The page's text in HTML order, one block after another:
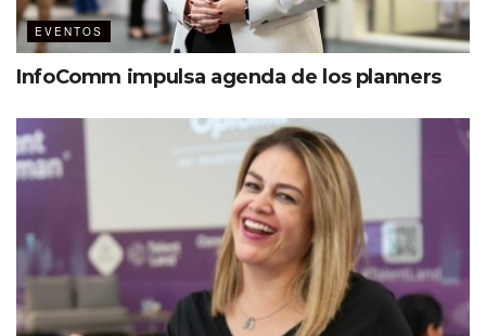
Juan Fernando Rubio, CEO de Rubio
Meeting Architects
EVENTOS
InfoComm impulsa agenda de los planners